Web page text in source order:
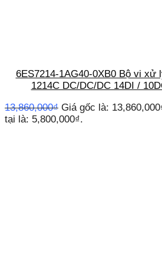
6ES7214-1AG40-0XB0 Bộ vi xử
1214C DC/DC/DC 14DI /
13,860,000₫ Giá gốc là:
tại là: 5,800,000₫.